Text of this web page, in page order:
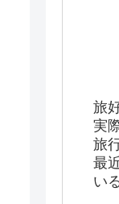
旅
実
旅
最
い